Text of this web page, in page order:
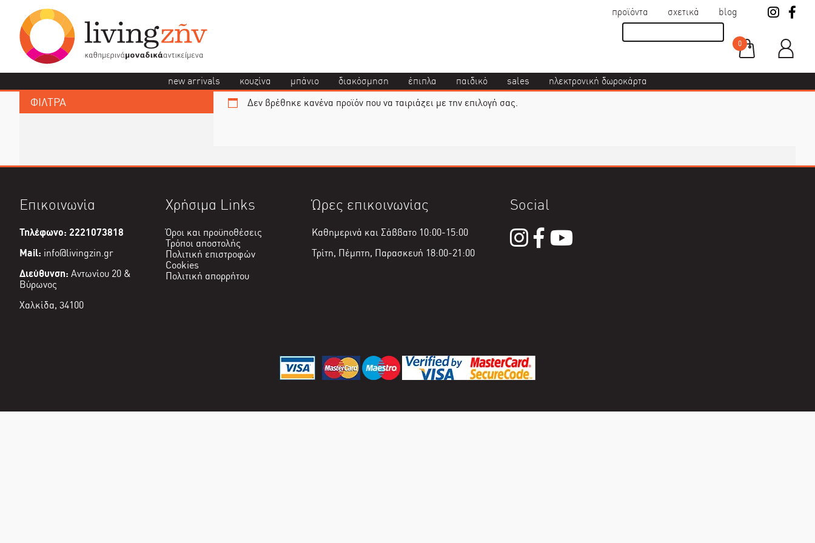
προϊόντα σχετικά blog
0
new arrivals κουζίνα μπάνιο διακόσμηση έπιπλα παιδικό sales ηλεκτρονική δωροκάρτα
ΦΙΛΤΡΑ Δεν βρέθηκε κανένα προϊόν που να ταιριάζει με την επιλογή σας.
Επικοινωνία
Τηλέφωνο: 2221073818
Mail: info@livingzin.gr
Διεύθυνση: Αντωνίου 20 &
Βύρωνος
Χαλκίδα, 34100
Χρήσιμα Links
Όροι και προϋποθέσεις
Τρόποι αποστολής
Πολιτική επιστροφών
Cookies
Πολιτική απορρήτου
Ώρες επικοινωνίας
Καθημερινά και Σάββατο 10:00-15:00
Τρίτη, Πέμπτη, Παρασκευή 18:00-21:00
Social